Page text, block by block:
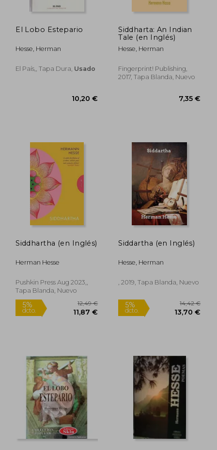
El Lobo Estepario
Hesse, Herman
El País,, Tapa Dura, Usado
Siddharta: An Indian
Tale (en Inglés)
Hesse, Herman
Fingerprint! Publishing,
2017, Tapa Blanda, Nuevo
Siddhartha (en Inglés)
Herman Hesse
Pushkin Press Aug 2023,,
Tapa Blanda, Nuevo
5%
dcto.
12,49 €
11,87 €
Siddartha (en Inglés)
Hesse, Herman
, 2019, Tapa Blanda, Nuevo
5%
dcto.